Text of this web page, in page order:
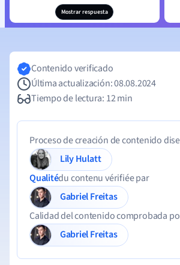
Mostrar respuesta
Contenido verificado
Última actualización: 08.08.2024
Tiempo de lectura: 12 min
Proceso de creación de contenido
Lily Hulatt
Qualitédu contenu vérifiée par
Gabriel Freitas
Calidad del contenido comprobada
Gabriel Freitas